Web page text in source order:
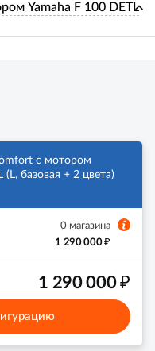
Yamaha F 100 DETL
с мотором
(L, базовая + 2 цвета)
0 магазина
1 290 000₽
1 290 000₽